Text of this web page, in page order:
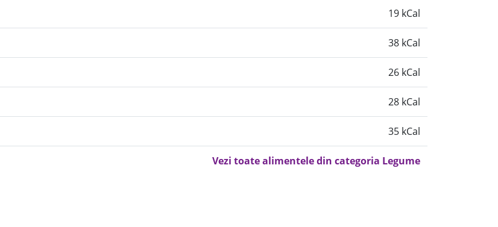
19 kCal
38 kCal
26 kCal
28 kCal
35 kCal
Vezi toate alimentele din categoria Legume